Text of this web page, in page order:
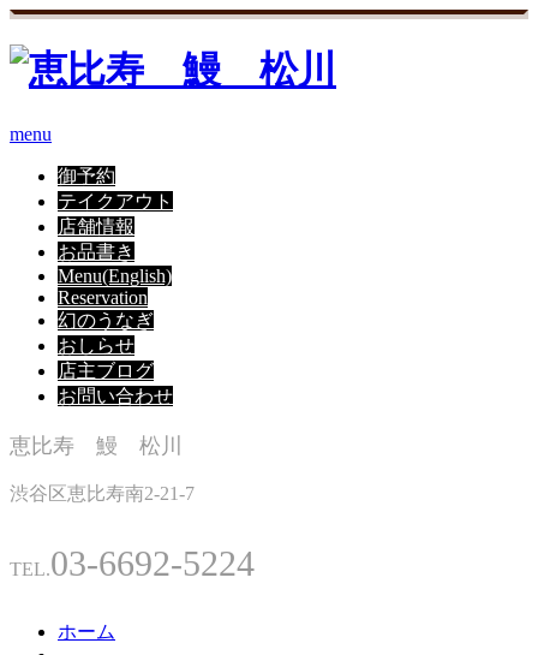
menu
御予約
テイクアウト
店舗情報
お品書き
Menu(English)
Reservation
幻のうなぎ
おしらせ
店主ブログ
お問い合わせ
恵比寿 鰻 松川
渋谷区恵比寿南2-21-7
TEL.03-6692-5224
ホーム